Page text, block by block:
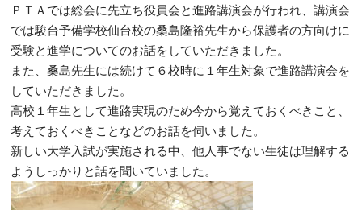
ＰＴＡでは総会に先立ち役員会と進路講演会が行われ、講演会
では駿台予備学校仙台校の桑島隆裕先生から保護者の方向けに
受験と進学についてのお話をしていただきました。
また、桑島先生には続けて６校時に１年生対象で進路講演会を
していただきました。
高校１年生として進路実現のため今から覚えておくべきこと、
考えておくべきことなどのお話を伺いました。
新しい大学入試が実施される中、他人事でない生徒は理解する
ようしっかりと話を聞いていました。